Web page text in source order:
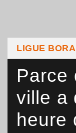
LIGUE
Parce
ville a
heure